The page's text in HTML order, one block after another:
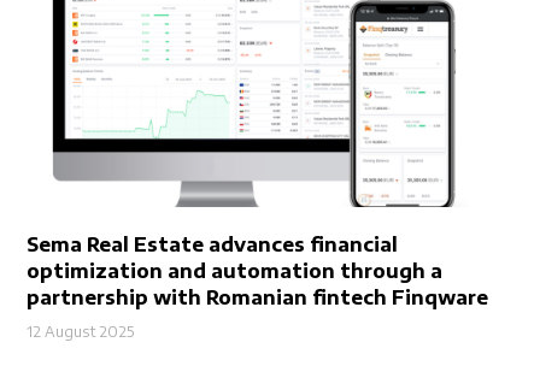
Sema Real Estate advances financial
optimization and automation through a
partnership with Romanian fintech Finqware
12 August 2025